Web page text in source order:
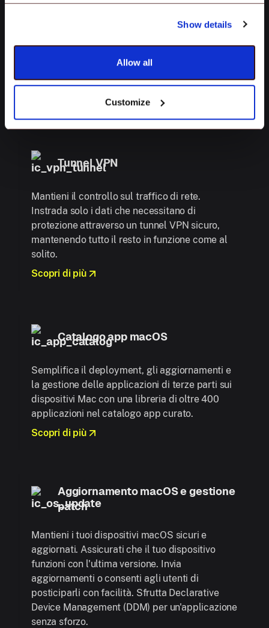
Show details
Allow all
Customize
Blocca le distrazioni e naviga in sicurezza.
Controlla come i tuoi utenti finali accedono a
aggiungi web-clip, tutto direttamente dalla
dashboard.
Tunnel VPN
Mantieni il controllo sul traffico di rete.
Instrada solo i dati che necessitano di
protezione attraverso un tunnel VPN sicuro,
mantenendo tutto il resto in funzione come al
solito.
Scopri di più
Catalogo app macOS
Semplifica il deployment, gli aggiornamenti e
la gestione delle applicazioni di terze parti sui
dispositivi Mac con una libreria di oltre 400
applicazioni nel catalogo app curato.
Scopri di più
Aggiornamento macOS e gestione
patch
Mantieni i tuoi dispositivi macOS sicuri e
aggiornati. Assicurati che il tuo dispositivo
funzioni con l'ultima versione. Invia
aggiornamenti o consenti agli utenti di
posticiparli con facilità. Sfrutta Declarative
Device Management (DDM) per un'applicazione
senza sforzo.